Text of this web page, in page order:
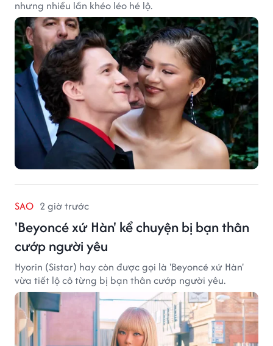
nhưng nhiều lần khéo léo hé lộ.
SAO 2 giờ trước
'Beyoncé xứ Hàn' kể chuyện bị bạn thân
cướp người yêu
Hyorin (Sistar) hay còn được gọi là 'Beyoncé xứ Hàn'
vừa tiết lộ cô từng bị bạn thân cướp người yêu.